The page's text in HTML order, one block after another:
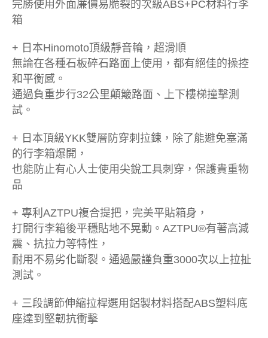
完勝使用外面廉價易脆裂的次級ABS+PC材料行李
箱
+ 日本Hinomoto頂級靜音輪，超滑順
無論在各種石板碎石路面上使用，都有絕佳的操控
和平衡感。
通過負重步行32公里顛簸路面、上下樓梯撞擊測
試。
+ 日本頂級YKK雙層防穿刺拉鍊，除了能避免塞滿
的行李箱爆開，
也能防止有心人士使用尖銳工具刺穿，保護貴重物
品
+ 專利AZTPU複合提把，完美平貼箱身，
打開行李箱後平穩貼地不晃動。AZTPU®有著高減
震、抗拉力等特性，
耐用不易劣化斷裂。通過嚴謹負重3000次以上拉扯
測試。
+ 三段調節伸縮拉桿選用鋁製材料搭配ABS塑料底
座達到堅韌抗衝擊